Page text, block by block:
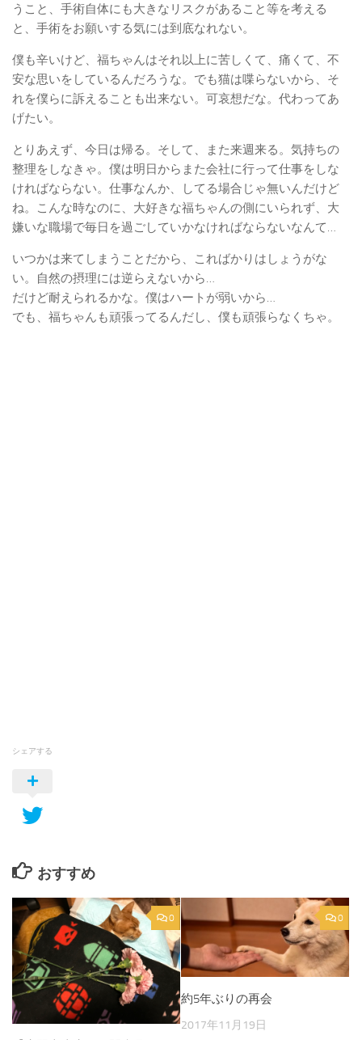
うこと、手術自体にも大きなリスクがあること等を考える
と、手術をお願いする気には到底なれない。
僕も辛いけど、福ちゃんはそれ以上に苦しくて、痛くて、不
安な思いをしているんだろうな。でも猫は喋らないから、そ
れを僕らに訴えることも出来ない。可哀想だな。代わってあ
げたい。
とりあえず、今日は帰る。そして、また来週来る。気持ちの
整理をしなきゃ。僕は明日からまた会社に行って仕事をしな
ければならない。仕事なんか、してる場合じゃ無いんだけど
ね。こんな時なのに、大好きな福ちゃんの側にいられず、大
嫌いな職場で毎日を過ごしていかなければならないなんて…
いつかは来てしまうことだから、こればかりはしょうがな
い。自然の摂理には逆らえないから…
だけど耐えられるかな。僕はハートが弱いから…
でも、福ちゃんも頑張ってるんだし、僕も頑張らなくちゃ。
シェアする
おすすめ
0 0
約5年ぶりの再会
2017年11月19日